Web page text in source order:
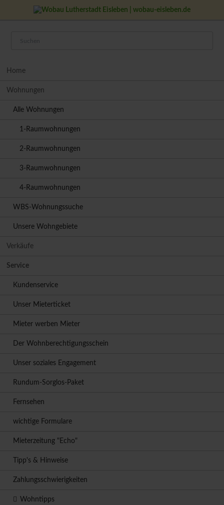
Home
Wohnungen
Alle Wohnungen
1-Raumwohnungen
2-Raumwohnungen
3-Raumwohnungen
4-Raumwohnungen
WBS-Wohnungssuche
Unsere Wohngebiete
Verkäufe
Service
Kundenservice
Unser Mieterticket
Mieter werben Mieter
Der Wohnberechtigungsschein
Unser soziales Engagement
Rundum-Sorglos-Paket
Fernsehen
wichtige Formulare
Mieterzeitung "Echo"
Tipp's & Hinweise
Zahlungsschwierigkeiten
Wohntipps